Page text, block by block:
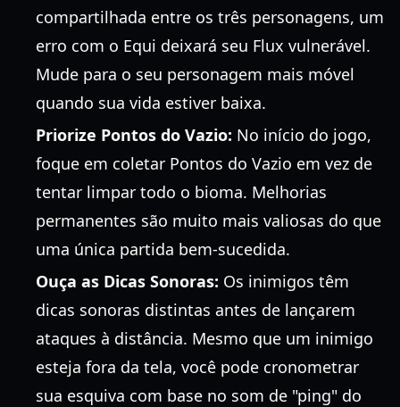
compartilhada entre os três personagens, um
erro com o Equi deixará seu Flux vulnerável.
Mude para o seu personagem mais móvel
quando sua vida estiver baixa.
Priorize Pontos do Vazio: No início do jogo,
foque em coletar Pontos do Vazio em vez de
tentar limpar todo o bioma. Melhorias
permanentes são muito mais valiosas do que
uma única partida bem-sucedida.
Ouça as Dicas Sonoras: Os inimigos têm
dicas sonoras distintas antes de lançarem
ataques à distância. Mesmo que um inimigo
esteja fora da tela, você pode cronometrar
sua esquiva com base no som de "ping" do